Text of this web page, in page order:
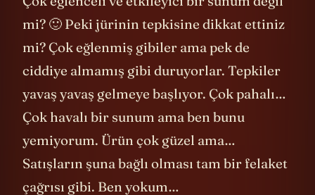
Çok eğlenceli ve etkileyici bir sunum değil
mi? 🙂 Peki jürinin tepkisine dikkat ettiniz
mi? Çok eğlenmiş gibiler ama pek de
ciddiye almamış gibi duruyorlar. Tepkiler
yavaş yavaş gelmeye başlıyor. Çok pahalı…
Çok havalı bir sunum ama ben bunu
yemiyorum. Ürün çok güzel ama…
Satışların şuna bağlı olması tam bir felaket